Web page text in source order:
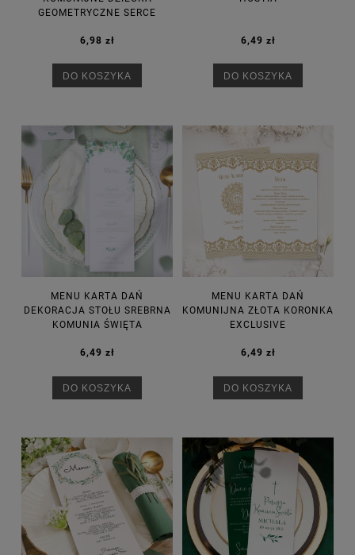
GEOMETRYCZNE SERCE
6,98 zł
DO KOSZYKA
6,49 zł
DO KOSZYKA
MENU KARTA DAŃ
DEKORACJA STOŁU SREBRNA
KOMUNIA ŚWIĘTA
6,49 zł
DO KOSZYKA
MENU KARTA DAŃ
KOMUNIJNA ZŁOTA KORONKA
EXCLUSIVE
6,49 zł
DO KOSZYKA